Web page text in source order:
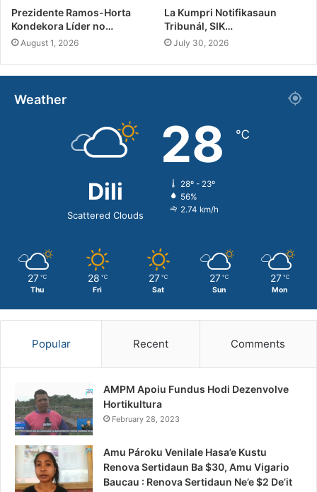
Prezidente Ramos-Horta
Kondekora Líder no…
August 1, 2026
La Kumpri Notifikasaun
Tribunál, SIK…
July 30, 2026
Weather
Dili
Scattered Clouds
28 ℃
28º - 23º
56%
2.74 km/h
27 ℃
Thu
28 ℃
Fri
27 ℃
Sat
27 ℃
Sun
27 ℃
Mon
Popular Recent Comments
AMPM Apoiu Fundus Hodi Dezenvolve
Hortikultura
February 28, 2023
Amu Pároku Venilale Hasa’e Kustu
Renova Sertidaun Ba $30, Amu Vigario
Baucau : Renova Sertidaun Ne’e $2 De’it